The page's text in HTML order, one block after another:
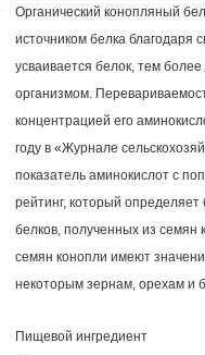
Органический конопляный
источником белка благодаря
усваивается белок, тем
организмом.
концентрацией его
году в «Журнале
показатель аминокислот с
рейтинг, который
белков, полученных из семян
семян конопли имеют
некоторым зернам, орехам и
Пищевой ингредиент